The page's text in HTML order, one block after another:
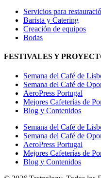
Servicios para
Barista y Catering
Creación de equipos
Bodas
FESTIVALES Y
Semana del Café de
Semana del Café de
AeroPress Portugal
Mejores Cafeterías de
Blog y Contenidos
Semana del Café de
Semana del Café de
AeroPress Portugal
Mejores Cafeterías de
Blog y Contenidos